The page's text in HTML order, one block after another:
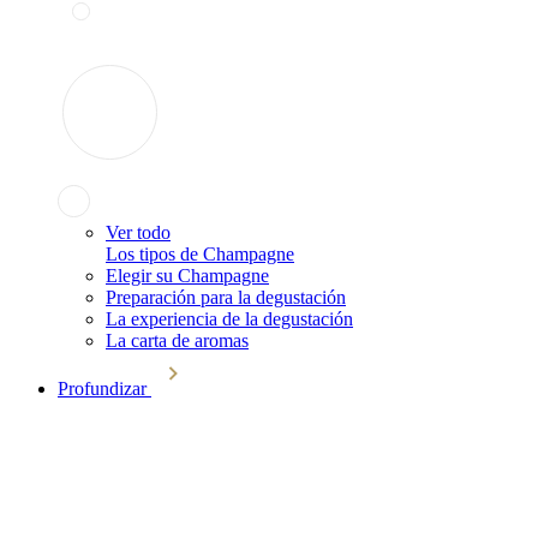
Ver todo
Los tipos de Champagne
Elegir su Champagne
Preparación para la degustación
La experiencia de la degustación
La carta de aromas
Profundizar